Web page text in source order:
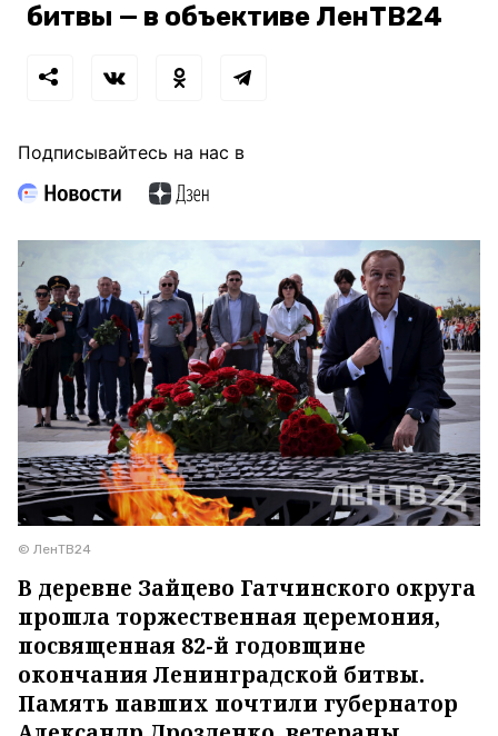
битвы — в объективе ЛенТВ24
Подписывайтесь на нас в
© ЛенТВ24
В деревне Зайцево Гатчинского округа
прошла торжественная церемония,
посвященная 82-й годовщине
окончания Ленинградской битвы.
Память павших почтили губернатор